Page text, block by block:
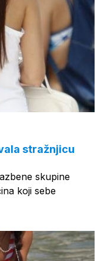
stražnjicu
skupine
koji sebe